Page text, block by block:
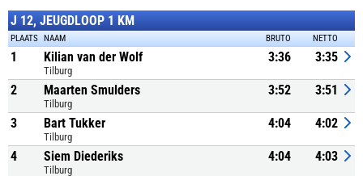
J 12, JEUGDLOOP 1 KM
PLAATS NAAM BRUTO NETTO
1 Kilian van der Wolf
Tilburg
3:36 3:35
2 Maarten Smulders
Tilburg
3:52 3:51
3 Bart Tukker
Tilburg
4:04 4:02
4 Siem Diederiks
Tilburg
4:04 4:03